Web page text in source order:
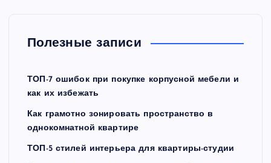
Полезные записи
ТОП-7 ошибок при покупке корпусной мебели и
как их избежать
Как грамотно зонировать пространство в
однокомнатной квартире
ТОП-5 стилей интерьера для квартиры-студии